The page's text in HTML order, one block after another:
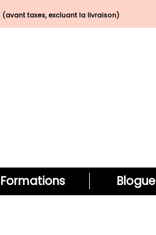
(avant taxes, excluant la livraison)
Formations Blogue